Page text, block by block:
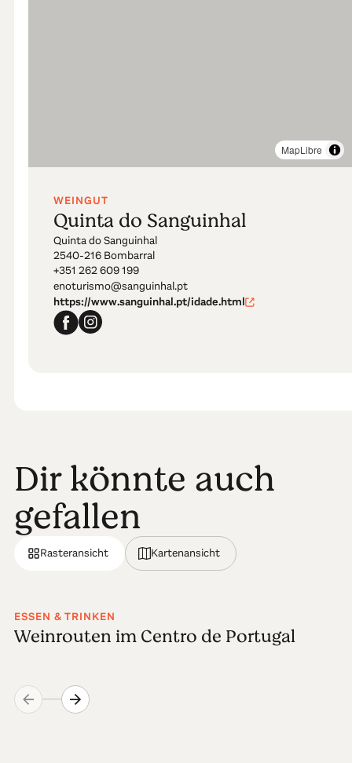
WEINGUT
Quinta do Sanguinhal
Quinta do Sanguinhal
2540-216 Bombarral
+351 262 609 199
enoturismo@sanguinhal.pt
https://www.sanguinhal.pt/idade.html
MapLibre
Dir könnte auch
gefallen
Rasteransicht Kartenansicht
ESSEN & TRINKEN
Weinrouten im Centro de Portugal